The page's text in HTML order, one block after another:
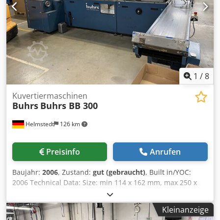
unsere Partnerbank möglich Vermietung möglich
Bundesweite Anlieferung möglich
1 /8
Helmstedt 126 km
Kuvertiermaschinen
Buhrs Buhrs BB 300
Preisinfo Anrufen
Baujahr: 2006, Zustand: gut (gebraucht), Built in/YOC:
2006 Technical Data: Size: min 114 x 162 mm, max 250 x
353 mm Size product: min 105 x 148 mm, max 229 x 324
mm Djdpfx Aemn Rbzog Ssck Product thickness rotary
feeder: max 3 mm Product thickness shuttle feeder: max
Kleinanzeige